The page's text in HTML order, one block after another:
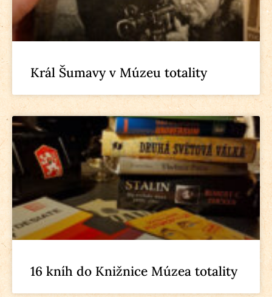
Král Šumavy v Múzeu totality
16 kníh do Knižnice Múzea totality